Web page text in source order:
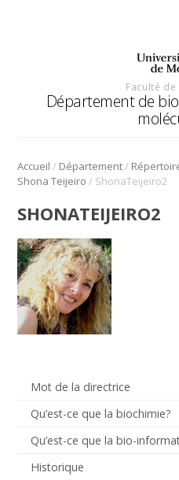
Faculté
Département de
Accueil / Département/
Shona Teijeiro / ShonaTeijeiro2
Mot de la directrice
Qu’est-ce que la biochimie?
Qu’est-ce que la bio-
Historique
SHONATEIJEIRO2